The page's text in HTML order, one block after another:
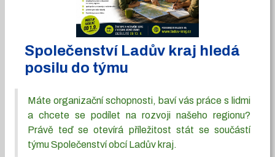
Společenství Ladův kraj hledá
posilu do týmu
Máte organizační schopnosti, baví vás práce s lidmi
a chcete se podílet na rozvoji našeho regionu?
Právě teď se otevírá příležitost stát se součástí
týmu Společenství obcí Ladův kraj.